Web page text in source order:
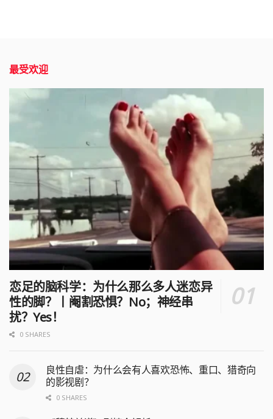
最受欢迎
恋足的脑科学：为什么那么多人迷恋异
性的脚？丨阉割恐惧？No；神经串
扰？Yes！
0 SHARES
良性自虐：为什么会有人喜欢恐怖、重口、猎奇向
的影视剧？
0 SHARES